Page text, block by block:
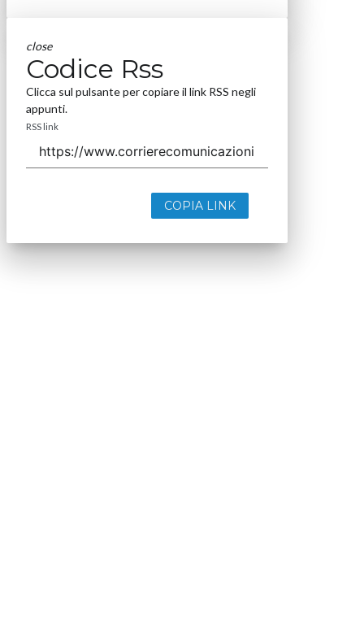
close
Codice Rss
Clicca sul pulsante per copiare il link RSS negli
appunti.
RSS link
COPIA LINK